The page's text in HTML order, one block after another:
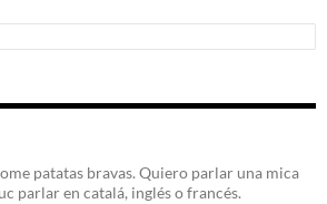
patatas bravas. Quiero parlar una mica
parlar en catalá, inglés o francés.